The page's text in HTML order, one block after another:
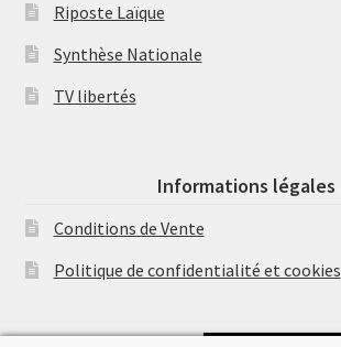
Riposte Laïque
Synthèse Nationale
TV libertés
Informations légales
Conditions de Vente
Politique de confidentialité et cookies